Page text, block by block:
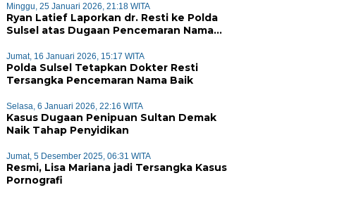
Minggu, 25 Januari 2026, 21:18 WITA
Ryan Latief Laporkan dr. Resti ke Polda
Sulsel atas Dugaan Pencemaran Nama
Jumat, 16 Januari 2026, 15:17 WITA
Polda Sulsel Tetapkan Dokter Resti
Tersangka Pencemaran Nama Baik
Selasa, 6 Januari 2026, 22:16 WITA
Kasus Dugaan Penipuan Sultan Demak
Naik Tahap Penyidikan
Jumat, 5 Desember 2025, 06:31 WITA
Resmi, Lisa Mariana jadi Tersangka Kasus
Pornografi